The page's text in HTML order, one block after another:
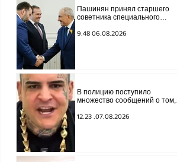
Пашинян принял старшего
советника специального
миссиям Арье Лайтстоуна и
9.48 06.08.2026
В полицию поступило
множество сообщений о том,
в интернете блогером "Tu-tu-tu
12.23 .07.08.2026